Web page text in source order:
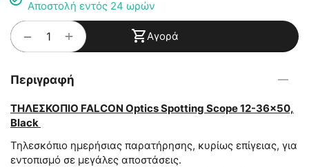
Αποστολή εντός 24 ωρών
+
− Αγορά
Περιγραφή
ΤΗΛΕΣΚΟΠΙΟ FALCON Optics Spotting Scope 12-36×50,
Black
Τηλεσκόπιο ημερήσιας παρατήρησης, κυρίως επίγειας, για
εντοπισμό σε μεγάλες αποστάσεις.